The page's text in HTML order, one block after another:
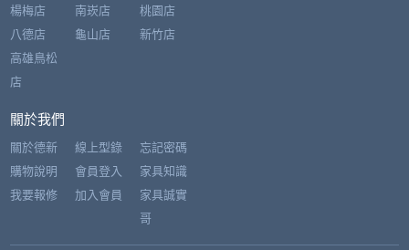
楊梅店
八德店
南崁店
龜山店
桃園店
新竹店
高雄鳥松
店
關於我們
關於德新
購物說明
我要報修
線上型錄
會員登入
加入會員
忘記密碼
家具知識
家具誠實
哥